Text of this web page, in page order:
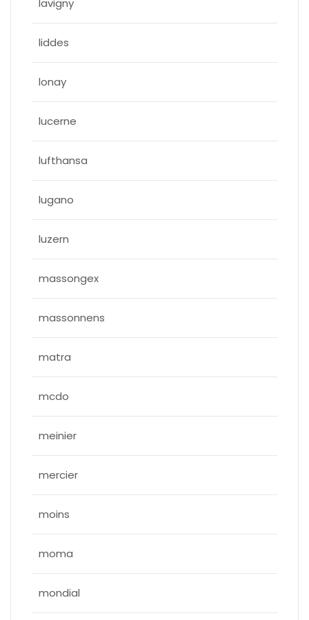
lavigny
liddes
lonay
lucerne
lufthansa
lugano
luzern
massongex
massonnens
matra
mcdo
meinier
mercier
moins
moma
mondial